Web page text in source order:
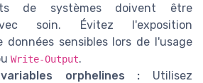
de systèmes doivent être
soin. Évitez l'exposition
données sensibles lors de l'usage
Write-Output.
orphelines : Utilisez